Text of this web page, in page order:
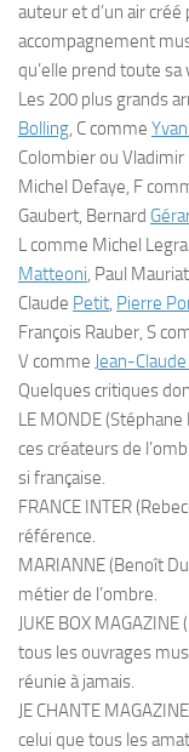
auteur et d’un air créé
accompagnement
qu’elle prend toute
Les 200 plus grands
Bolling, C comme
Colombier ou
Michel Defaye, F
Gaubert, Bernard
L comme Michel
Matteoni, Paul
Claude Petit, Pierre
François Rauber, S
V comme Jean-
Quelques critiques
LE MONDE
ces créateurs de
si française.
FRANCE INTER
référence.
MARIANNE (Benoît
métier de l’ombre.
JUKE BOX
tous les ouvrages
réunie à jamais.
JE CHANTE
celui que tous les